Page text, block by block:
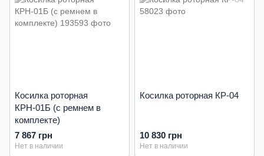
Косилка роторная
КРН-01Б (с ремнем в
комплекте)
7 867 грн
Нет в наличии
Косилка роторная КР-04
10 830 грн
Нет в наличии